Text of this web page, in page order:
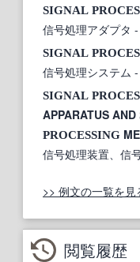
SIGNAL
信号処理アダプタ
SIGNAL
信号処理システム
SIGNAL
APPARATUS AND
PROCESSING
信号処理装置、信
>> 例文の一覧を見
閲覧履歴